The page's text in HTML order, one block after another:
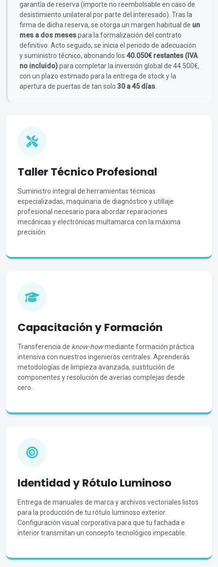
garantía de reserva (importe no reembolsable en caso de
desistimiento unilateral por parte del interesado). Tras la
firma de dicha reserva, se otorga un margen habitual de un
mes a dos mesespara la formalización del contrato
definitivo. Acto seguido, se inicia el periodo de adecuación
y suministro técnico, abonando los 40.050€ restantes (IVA
no incluido)para completar la inversión global de 44.500€,
con un plazo estimado para la entrega de stock y la
apertura de puertas de tan solo 30 a 45 días
Taller Técnico Profesional
Suministro integral de herramientas técnicas
especializadas, maquinaria de diagnóstico y utillaje
profesional necesario para abordar reparaciones
mecánicas y electrónicas multamarca con la máxima
precisión.
Capacitación y Formación
Transferencia de know-howmediante formación práctica
intensiva con nuestros ingenieros centrales. Aprenderás
metodologías de limpieza avanzada, sustitución de
componentes y resolución de averías complejas desde
cero.
Identidad y Rótulo Luminoso
Entrega de manuales de marca y archivos vectoriales listos
para la producción de tu rótulo luminoso exterior.
Configuración visual corporativa para que tu fachada e
interior transmitan un concepto tecnológico impecable.